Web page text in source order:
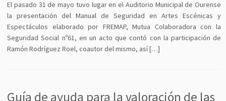
El pasado 31 de mayo tuvo lugar en el Auditorio Municipal de Ourense
la presentación del Manual de Seguridad en Artes Escénicas y
Espectáculos elaborado por FREMAP, Mutua Colaboradora con la
Seguridad Social nº61, en un acto que contó con la participación de
Ramón Rodríguez Roel, coautor del mismo, así […]
Guía de ayuda para la valoración de las